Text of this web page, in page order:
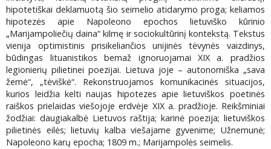
hipotetiškai deklamuotą šio seimelio atidarymo proga; keliamos
hipotezės apie Napoleono epochos lietuviško kūrinio
„Marijampoliečių daina“ kilmę ir sociokultūrinį kontekstą. Tekstus
vienija optimistinis prisikeliančios unijinės tėvynės vaizdinys,
būdingas lituanistikos bemaž ignoruojamai XIX a. pradžios
legionierių pilietinei poezijai. Lietuva joje – autonomiška „sava
žemė“, „tėviškė“. Rekonstruojamos komunikacinės situacijos,
kurios leidžia kelti naujas hipotezes apie lietuviškos poetinės
raiškos prielaidas viešojoje erdvėje XIX a. pradžioje. Reikšminiai
žodžiai: daugiakalbė Lietuvos raštija; karinė poezija; lietuviškos
pilietinės eilės; lietuvių kalba viešajame gyvenime; Užnemunė;
Napoleono karų epocha; 1809 m.; Marijampolės seimelis.